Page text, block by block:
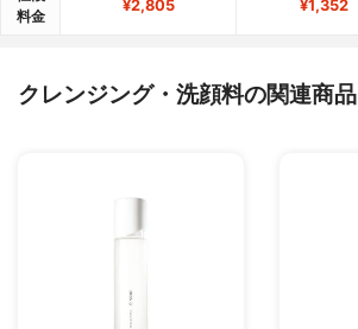
料金
¥2,805 ¥1,352
クレンジング・洗顔料の関連商品